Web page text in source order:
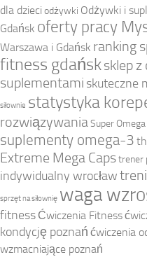
dla dzieci odżywki Odżywki i
Gdańsk oferty pracy
Warszawa i Gdańsk ranking
fitness gdańsksklep
suplementami skuteczne
siłownie statystyka
rozwiązywaniaSuper Omega
suplementy omega-3
Extreme Mega Capstrener
indywidualny wrocław
sprzęt na siłownię waga
fitness Ćwiczenia Fitness
kondycję poznań ćwiczenia
wzmacniające poznań